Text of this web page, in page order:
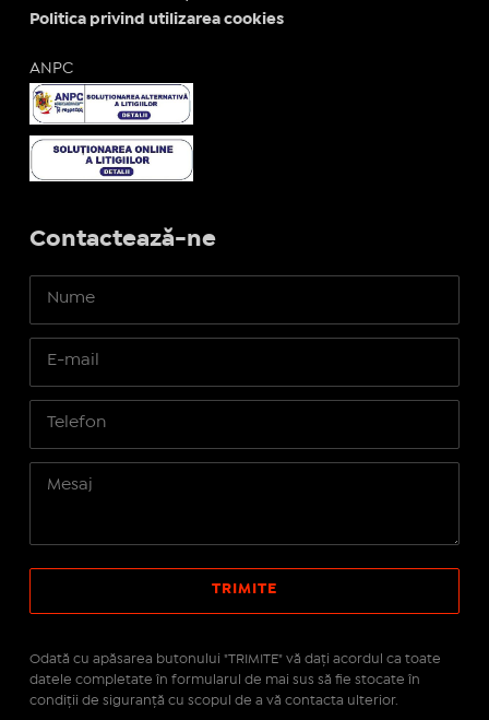
Politica privind utilizarea cookies
ANPC
Contactează-ne
Odată cu apăsarea butonului "TRIMITE" vă daţi acordul ca toate
datele completate în formularul de mai sus să fie stocate în
condiţii de siguranţă cu scopul de a vă contacta ulterior.